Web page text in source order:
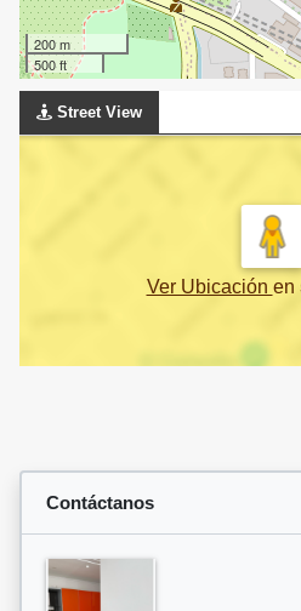
200 m
500 ft
Street View
Ver Ubicación en
Contáctanos